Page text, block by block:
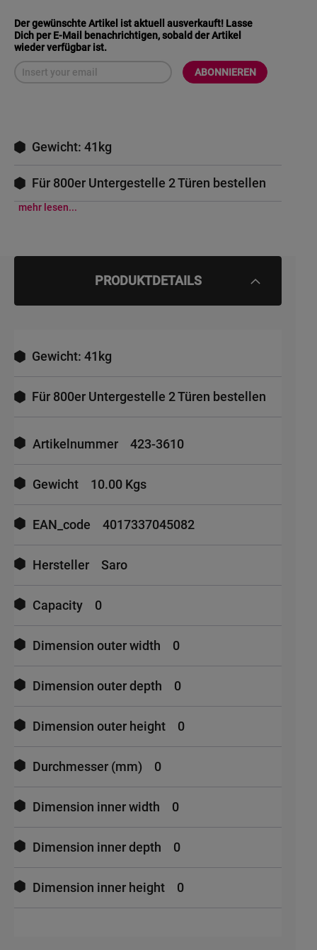
Der gewünschte Artikel ist aktuell ausverkauft! Lasse
Dich per E-Mail benachrichtigen, sobald der Artikel
wieder verfügbar ist.
ABONNIEREN
Gewicht: 41kg
Für 800er Untergestelle 2 Türen bestellen
mehr lesen...
PRODUKTDETAILS
Gewicht: 41kg
Für 800er Untergestelle 2 Türen bestellen
Informationen
Artikelnummer 423-3610
Gewicht 10.00 Kgs
EAN_code 4017337045082
Hersteller Saro
Capacity 0
Dimension outer width 0
Dimension outer depth 0
Dimension outer height 0
Durchmesser (mm) 0
Dimension inner width 0
Dimension inner depth 0
Dimension inner height 0